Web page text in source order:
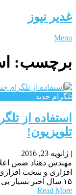
غدیر نیوز
Menu
برچسب:
تلگرام جدید
استفاده از
تلویزیون!
| ژانویه 23, 2016
مهندس دهناد ضمن
افزاری و سخت افزاری
۱۵ سال اخیر بسیار بی سابقه
Read More